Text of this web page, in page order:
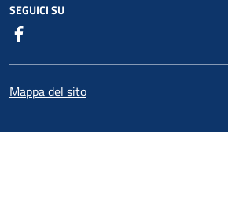
SEGUICI SU
Mappa del sito